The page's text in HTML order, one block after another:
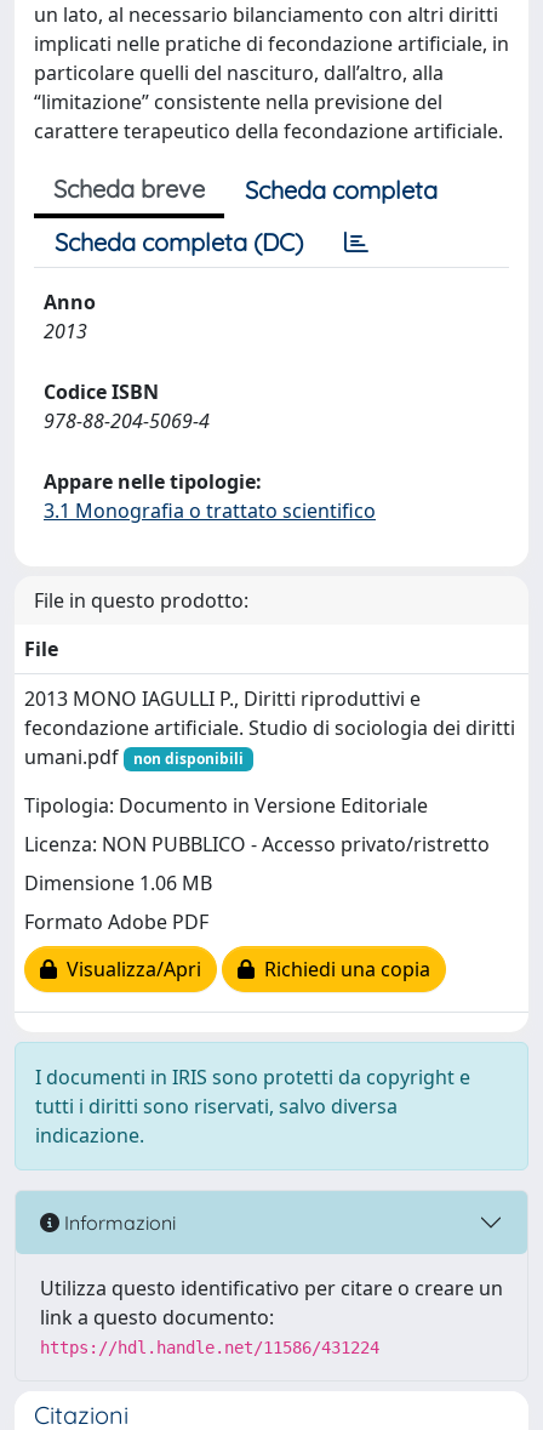
un lato, al necessario bilanciamento con altri diritti
implicati nelle pratiche di fecondazione artificiale, in
particolare quelli del nascituro, dall’altro, alla
“limitazione” consistente nella previsione del
carattere terapeutico della fecondazione artificiale.
Scheda breve
Scheda completa
Scheda completa (DC)
Anno
2013
Codice ISBN
978-88-204-5069-4
Appare nelle tipologie:
3.1 Monografia o trattato scientifico
File in questo prodotto:
File
2013 MONO IAGULLI P., Diritti riproduttivi e
fecondazione artificiale. Studio di sociologia dei diritti
umani.pdf
non disponibili
Tipologia: Documento in Versione Editoriale
Licenza: NON PUBBLICO - Accesso privato/ristretto
Dimensione 1.06 MB
Formato Adobe PDF
Visualizza/Apri
Richiedi una copia
I documenti in IRIS sono protetti da copyright e
tutti i diritti sono riservati, salvo diversa
indicazione.
Informazioni
Utilizza questo identificativo per citare o creare un
link a questo documento:
https://hdl.handle.net/11586/431224
Citazioni